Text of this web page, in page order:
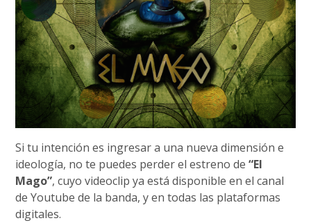
Si tu intención es ingresar a una nueva dimensión e
ideología, no te puedes perder el estreno de“El
Mago”, cuyo videoclip ya está disponible en el canal
de Youtube de la banda, y en todas las plataformas
digitales.